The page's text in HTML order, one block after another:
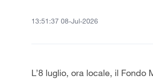
13:51:37 08-Jul-2026
L’8 luglio, ora locale, il